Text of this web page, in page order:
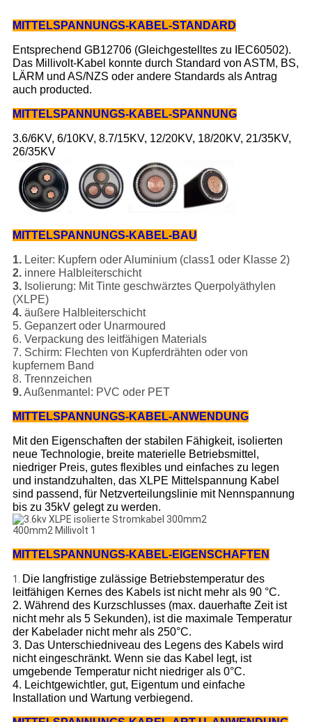
MITTELSPANNUNGS-KABEL-STANDARD
Entsprechend GB12706 (Gleichgestelltes zu IEC60502).
Das Millivolt-Kabel konnte durch Standard von ASTM, BS,
LÄRM und AS/NZS oder andere Standards als Antrag
auch producted.
MITTELSPANNUNGS-KABEL-SPANNUNG
3.6/6KV, 6/10KV, 8.7/15KV, 12/20KV, 18/20KV, 21/35KV,
26/35KV
MITTELSPANNUNGS-KABEL-BAU
1.Leiter: Kupfern oder Aluminium (class1 oder Klasse 2)
2.innere Halbleiterschicht
3.Isolierung: Mit Tinte geschwärztes Querpolyäthylen
(XLPE)
4.äußere Halbleiterschicht
5. Gepanzert oder Unarmoured
6. Verpackung des leitfähigen Materials
7. Schirm: Flechten von Kupferdrähten oder von
kupfernem Band
8. Trennzeichen
9.Außenmantel: PVC oder PET
MITTELSPANNUNGS-KABEL-ANWENDUNG
Mit den Eigenschaften der stabilen Fähigkeit, isolierten
neue Technologie, breite materielle Betriebsmittel,
niedriger Preis, gutes flexibles und einfaches zu legen
und instandzuhalten, das XLPE Mittelspannung Kabel
sind passend, für Netzverteilungslinie mit Nennspannung
bis zu 35kV gelegt zu werden.
MITTELSPANNUNGS-KABEL-EIGENSCHAFTEN
1. Die langfristige zulässige Betriebstemperatur des
leitfähigen Kernes des Kabels ist nicht mehr als 90 °C.
2. Während des Kurzschlusses (max. dauerhafte Zeit ist
nicht mehr als 5 Sekunden), ist die maximale Temperatur
der Kabelader nicht mehr als 250°C.
3. Das Unterschiedniveau des Legens des Kabels wird
nicht eingeschränkt. Wenn sie das Kabel legt, ist
umgebende Temperatur nicht niedriger als 0°C.
4. Leichtgewichtler, gut, Eigentum und einfache
Installation und Wartung verbiegend.